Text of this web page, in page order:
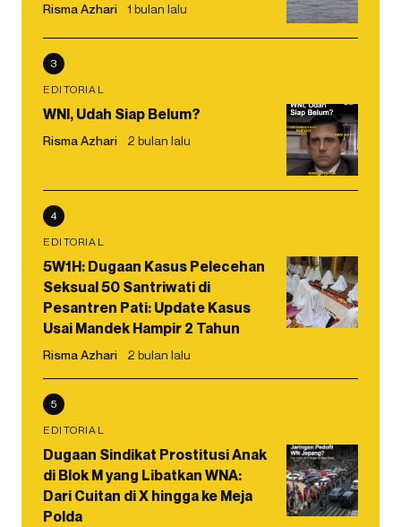
Risma Azhari 1 bulan lalu
3
EDITORIAL
WNI, Udah Siap Belum?
Risma Azhari 2 bulan lalu
4
EDITORIAL
5W1H: Dugaan Kasus Pelecehan
Seksual 50 Santriwati di
Pesantren Pati: Update Kasus
Usai Mandek Hampir 2 Tahun
Risma Azhari 2 bulan lalu
5
EDITORIAL
Dugaan Sindikat Prostitusi Anak
di Blok M yang Libatkan WNA:
Dari Cuitan di X hingga ke Meja
Polda